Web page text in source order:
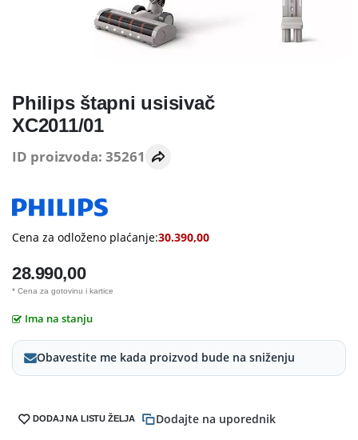
Philips štapni usisivač
XC2011/01
ID proizvoda: 35261
Cena za odloženo plaćanje:30.390,00
28.990,00
* Cena za gotovinu i kartice
Ima na stanju
Obavestite me kada proizvod bude na sniženju
DODAJ NA LISTU ŽELJA Dodajte na uporednik